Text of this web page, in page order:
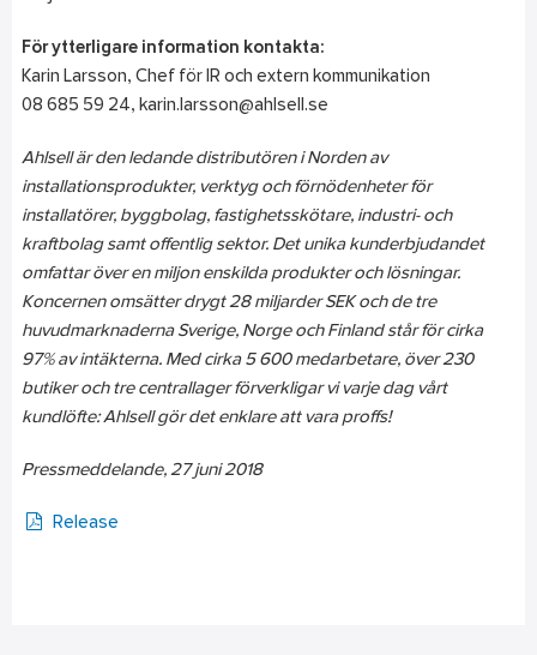
För ytterligare information kontakta:
Karin Larsson, Chef för IR och extern kommunikation
08 685 59 24, karin.larsson@ahlsell.se
Ahlsell är den ledande distributören i Norden av
installationsprodukter, verktyg och förnödenheter för
installatörer, byggbolag, fastighetsskötare, industri- och
kraftbolag samt offentlig sektor. Det unika kunderbjudandet
omfattar över en miljon enskilda produkter och lösningar.
Koncernen omsätter drygt 28 miljarder SEK och de tre
huvudmarknaderna Sverige, Norge och Finland står för cirka
97% av intäkterna. Med cirka 5 600 medarbetare, över 230
butiker och tre centrallager förverkligar vi varje dag vårt
kundlöfte: Ahlsell gör det enklare att vara proffs!
Pressmeddelande, 27juni2018
Release